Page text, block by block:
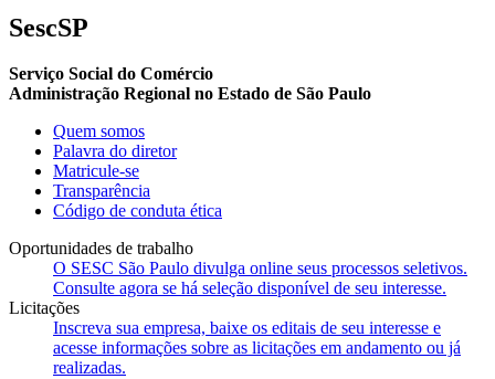
SescSP
Serviço Social do Comércio
Administração Regional no Estado de São Paulo
Quem somos
Palavra do diretor
Matricule-se
Transparência
Código de conduta ética
Oportunidades de trabalho
O SESC São Paulo divulga online seus processos seletivos.
Consulte agora se há seleção disponível de seu interesse.
Licitações
Inscreva sua empresa, baixe os editais de seu interesse e
acesse informações sobre as licitações em andamento ou já
realizadas.